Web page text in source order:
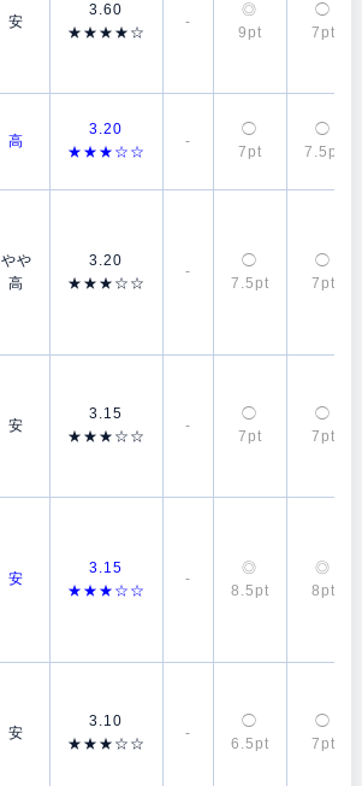
安
3.60
★★★★☆
-
◎
9pt
◯
7pt
高
3.20
★★★☆☆
-
◯
7pt
◯
7.5pt
やや
高
3.20
★★★☆☆
-
◯
7.5pt
◯
7pt
安
3.15
★★★☆☆
-
◯
7pt
◯
7pt
安
3.15
★★★☆☆
-
◎
8.5pt
◎
8pt
安
3.10
★★★☆☆
-
◯
6.5pt
◯
7pt